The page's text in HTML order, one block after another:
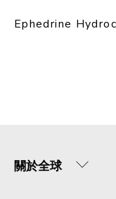
Ephedrine
關於全球